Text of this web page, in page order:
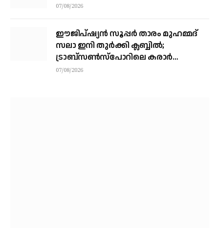
07/08/2026
ഈജിപ്ഷ്യന്‍ സൂപ്പര്‍ താരം മുഹമ്മദ്
സലാ ഇനി തുര്‍ക്കി ക്ലബ്ബില്‍;
ട്രാബ്‌സണ്‍സ്‌പോറിലെ കരാര്‍
അവസാനഘട്ടത്തില്‍
07/08/2026